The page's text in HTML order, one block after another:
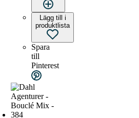
Lägg till i
produktlista
Spara
till
Pinterest